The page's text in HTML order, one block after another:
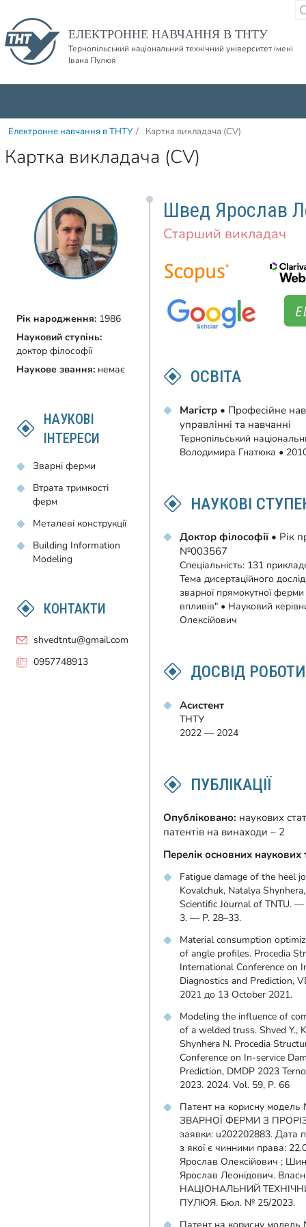
ЕЛЕКТРОННЕ НАВЧАННЯ В ТНТУ
Тернопільський національний технічний університет імені
Івана Пулюя
Електронне навчання в ТНТУ / Картка викладача (CV)
Картка викладача (CV)
Рік народження: 1986
Науковий ступінь:
доктор філософії
Наукове звання: немає
НАУКОВІ
ІНТЕРЕСИ
Зварні ферми
Втрата тримкості
ферм
Металеві конструкції
Building Information
Modeling
КОНТАКТИ
shvedtntu@gmail.com
0957748913
Швед Ярослав
Старший викладач
ОСВІТА
Магістр • Професійне
управлінні та навчанні
Тернопільський
Володимира Гнатюка •
НАУКОВІ
Доктор філософії• Рік
№003567
Спеціальність: 131
Тема дисертаційного
зварної прямокутної
впливів" • Науковий
Олексійович
ДОСВІД РОБОТИ
Асистент
ТНТУ
2022 — 2024
ПУБЛІКАЦІЇ
Опубліковано: наукових
патентів на винаходи – 2
Перелік основних
Fatigue damage of the heel
Kovalchuk, Natalya
Scientific Journal of TNTU.
3. — P. 28–33.
Material consumption
of angle profiles. Procedia
International Conference on
Diagnostics and Prediction,
2021 до 13 October 2021.
Modeling the influence of
of a welded truss. Shved Y.,
Shynhera N. Procedia
Conference on In-service
Prediction, DMDP 2023
2023. 2024. Vol. 59, Р. 66
Патент на корисну
ЗВАРНОЇ ФЕРМИ З
заявки: u202202883. Дата
з якої є чинними права:
Ярослав Олексійович ;
Ярослав Леонідович.
НАЦІОНАЛЬНИЙ
ПУЛЮЯ. Бюл. № 25/2023.